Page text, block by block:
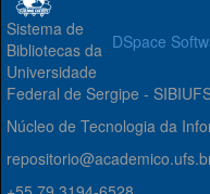
DSpace
Sistema de
Bibliotecas da
Universidade
Federal de Sergipe -
Núcleo de Tecnologia da